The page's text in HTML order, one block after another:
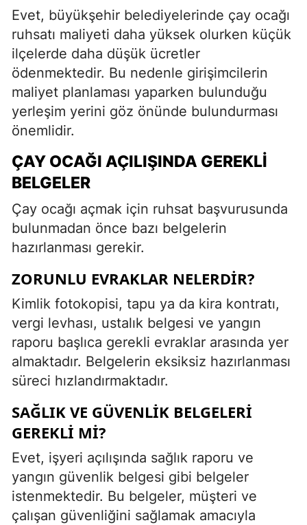
Evet, büyükşehir belediyelerinde çay ocağı
ruhsatı maliyeti daha yüksek olurken küçük
ilçelerde daha düşük ücretler
ödenmektedir. Bu nedenle girişimcilerin
maliyet planlaması yaparken bulunduğu
yerleşim yerini göz önünde bulundurması
önemlidir.
ÇAY OCAĞI AÇILIŞINDA GEREKLI
BELGELER
Çay ocağı açmak için ruhsat başvurusunda
bulunmadan önce bazı belgelerin
hazırlanması gerekir.
ZORUNLU EVRAKLAR NELERDIR?
Kimlik fotokopisi, tapu ya da kira kontratı,
vergi levhası, ustalık belgesi ve yangın
raporu başlıca gerekli evraklar arasında yer
almaktadır. Belgelerin eksiksiz hazırlanması
süreci hızlandırmaktadır.
SAĞLIK VE GÜVENLIK BELGELERI
GEREKLI MI?
Evet, işyeri açılışında sağlık raporu ve
yangın güvenlik belgesi gibi belgeler
istenmektedir. Bu belgeler, müşteri ve
çalışan güvenliğini sağlamak amacıyla